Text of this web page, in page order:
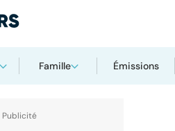
Famille Émissions